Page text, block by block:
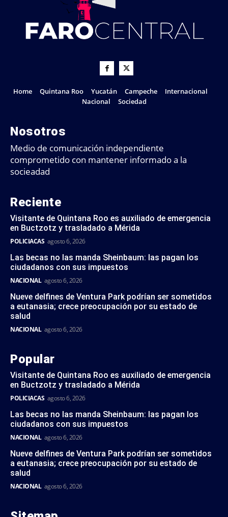
Home Quintana Roo Yucatán Campeche
Internacional
Nacional
Sociedad
Nosotros
Medio de comunicación independiente
comprometido con mantener informado a la
socieadad
Reciente
Visitante de Quintana Roo es auxiliado de emergencia
en Buctzotz y trasladado a Mérida
POLICIACAS agosto 6, 2026
Las becas no las manda Sheinbaum: las pagan los
ciudadanos con sus impuestos
NACIONAL agosto 6, 2026
Nueve delfines de Ventura Park podrían ser sometidos
a eutanasia; crece preocupación por su estado de
salud
NACIONAL agosto 6, 2026
Popular
Visitante de Quintana Roo es auxiliado de emergencia
en Buctzotz y trasladado a Mérida
POLICIACAS agosto 6, 2026
Las becas no las manda Sheinbaum: las pagan los
ciudadanos con sus impuestos
NACIONAL agosto 6, 2026
Nueve delfines de Ventura Park podrían ser sometidos
a eutanasia; crece preocupación por su estado de
salud
NACIONAL agosto 6, 2026